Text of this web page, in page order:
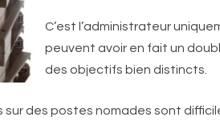
C’est l’administrateur
peuvent avoir en fait un
des objectifs bien distincts.
des postes nomades sont